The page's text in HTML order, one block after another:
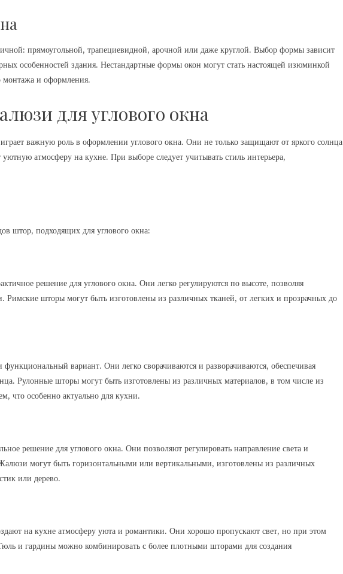
прямоугольной, трапециевидной, арочной или даже круглой. Выбор формы зависит
особенностей здания. Нестандартные формы окон могут стать настоящей изюминкой
монтажа и оформления.
для углового окна
важную роль в оформлении углового окна. Они не только защищают от яркого солнца
атмосферу на кухне. При выборе следует учитывать стиль интерьера,
штор, подходящих для углового окна:
решение для углового окна. Они легко регулируются по высоте, позволяя
Римские шторы могут быть изготовлены из различных тканей, от легких и прозрачных до
вариант. Они легко сворачиваются и разворачиваются, обеспечивая
Рулонные шторы могут быть изготовлены из различных материалов, в том числе из
что особенно актуально для кухни.
решение для углового окна. Они позволяют регулировать направление света и
могут быть горизонтальными или вертикальными, изготовлены из различных
или дерево.
на кухне атмосферу уюта и романтики. Они хорошо пропускают свет, но при этом
и гардины можно комбинировать с более плотными шторами для создания